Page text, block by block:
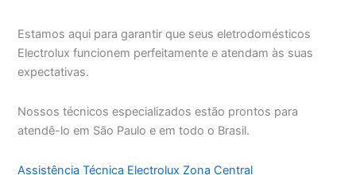
Estamos aqui para garantir que seus eletrodomésticos
Electrolux funcionem perfeitamente e atendam às suas
expectativas.
Nossos técnicos especializados estão prontos para
atendê-lo em São Paulo e em todo o Brasil.
Assistência Técnica Electrolux Zona Central